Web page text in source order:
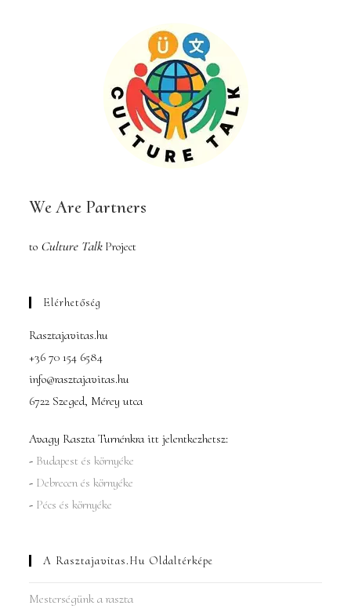
We Are Partners
to Culture TalkProject
Elérhetőség
Rasztajavitas.hu
+36 70 154 6584
info@rasztajavitas.hu
6722 Szeged, Mérey utca
Avagy Raszta Turnénkra itt jelentkezhetsz:
- Budapest és környéke
- Debrecen és környéke
- Pécs és környéke
A Rasztajavitas.hu Oldaltérképe
Mesterségünk a raszta